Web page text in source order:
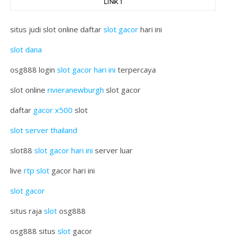
LINK 1
situs judi slot online daftar slot gacor hari ini
slot dana
osg888 login slot gacor hari ini terpercaya
slot online rivieranewburgh slot gacor
daftar gacor x500 slot
slot server thailand
slot88 slot gacor hari ini server luar
live rtp slot gacor hari ini
slot gacor
situs raja slot osg888
osg888 situs slot gacor